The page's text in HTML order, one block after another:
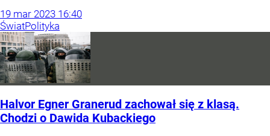
19 mar 2023 16:40
ŚwiatPolityka
Halvor Egner Granerud zachował się z klasą.
Chodzi o Dawida Kubackiego